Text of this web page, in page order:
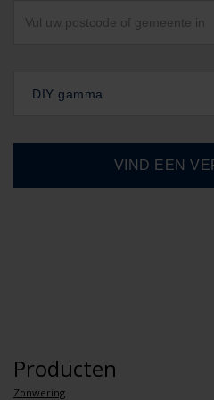
DIY gamma
Producten
Zonwering